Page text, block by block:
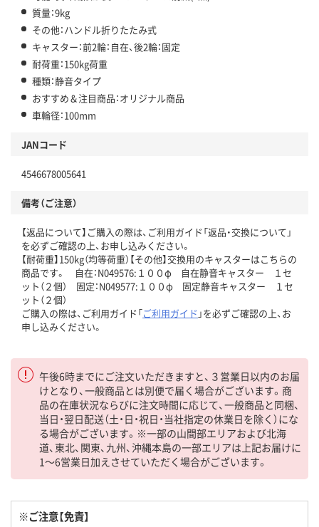
質量：9kg
その他：ハンドル折りたたみ式
キャスター：前2輪：自在、後2輪：固定
耐荷重：150kg荷重
種類：静音タイプ
おすすめ＆注目商品：オリジナル商品
車輪径：100mm
JANコード
4546678005641
備考（ご注意）
【返品について】ご購入の際は、ご利用ガイド「返品・交換について」
を必ずご確認の上、お申し込みください。
【耐荷重】150kg（均等荷重）【その他】交換用のキャスターはこちらの
商品です。 自在：N049576:１００φ 自在静音キャスター １セ
ット（２個） 固定：N049577:１００φ 固定静音キャスター １セ
ット（２個）
ご購入の際は、ご利用ガイド「ご利用ガイド 」を必ずご確認の上、お
申し込みください。
午後6時までにご注文いただきますと、３営業日以内のお届
けとなり、一般商品とは別便で届く場合がございます。商
品の在庫状況ならびに注文時間に応じて、一般商品と同梱、
当日・翌日配送（土・日・祝日・当社指定の休業日を除く）にな
る場合がございます。※一部の山間部エリアおよび北海
道、東北、関東、九州、沖縄本島の一部エリアは上記お届けに
1～6営業日加えさせていただく場合がございます。
※ご注意【免責】